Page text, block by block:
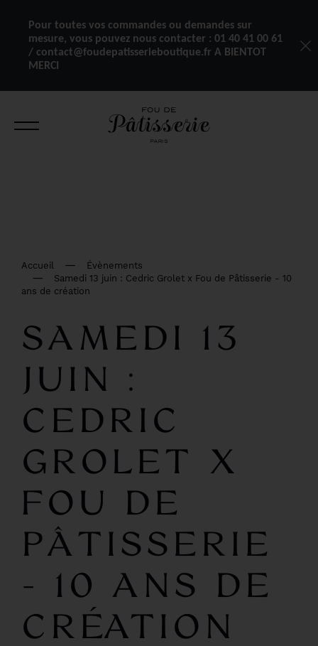
Pour toutes vos commandes ou demandes sur
mesure, vous pouvez nous contacter : 01 40 41 00 61
/ contact@foudepatisserieboutique.fr A BIENTOT
MERCI
Accueil
Évènements
Samedi 13 juin : Cedric Grolet x Fou de Pâtisserie - 10
ans de création
SAMEDI 13
JUIN :
CEDRIC
GROLET X
FOU DE
PÂTISSERIE
- 10 ANS DE
CRÉATION